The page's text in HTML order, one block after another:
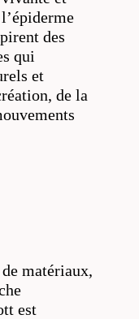
des
qui
et
de la
matériaux,
est